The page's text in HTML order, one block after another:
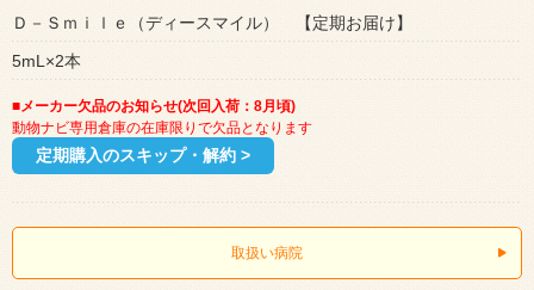
Ｄ－Ｓｍｉｌｅ（ディースマイル） 【定期お届け】
5mL×2本
■メーカー欠品のお知らせ(次回入荷：8月頃)
動物ナビ専用倉庫の在庫限りで欠品となります
定期購入のスキップ・解約 >
取扱い病院